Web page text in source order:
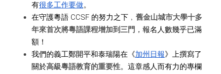
有很多工作要做。
在守護粵語 CCSF 的努力之下﹐ 舊金山城市大學十多
年來首次將粵語課程增加到三門 ，報名人數幾乎已滿
額！
我們的義工鄭開平和泰瑞陽在《加州日報》上撰寫了
關於高級粵語教育的重要性。這章感人而有力的專欄